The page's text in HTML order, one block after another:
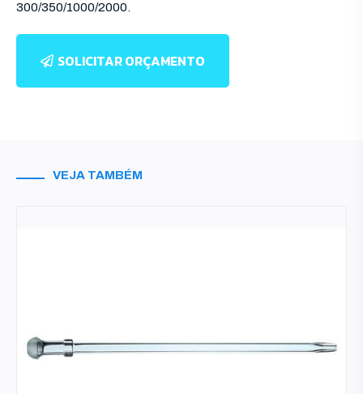
300/350/1000/2000.
SOLICITAR ORÇAMENTO
VEJA TAMBÉM